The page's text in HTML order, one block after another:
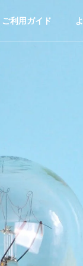
ご利用ガイド